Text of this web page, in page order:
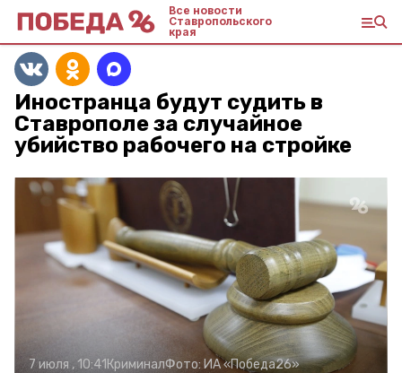
Все новости
Ставропольского
края
Иностранца будут судить в
Ставрополе за случайное
убийство рабочего на стройке
7 июля , 10:41 КриминалФото: ИА «Победа26»